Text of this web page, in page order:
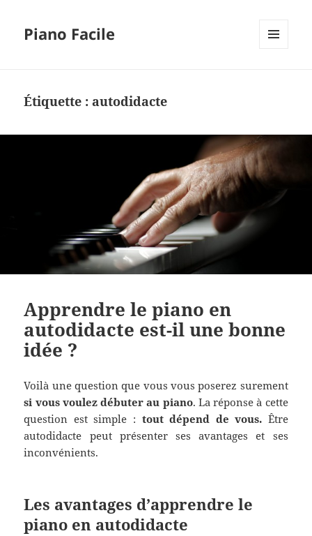
Piano Facile
Étiquette : autodidacte
Apprendre le piano en
autodidacte est-il une bonne
idée ?
Voilà une question que vous vous poserez surement
si vous voulez débuter au piano. La réponse à cette
question est simple : tout dépend de vous. Être
autodidacte peut présenter ses avantages et ses
inconvénients.
Les avantages d’apprendre le
piano en autodidacte